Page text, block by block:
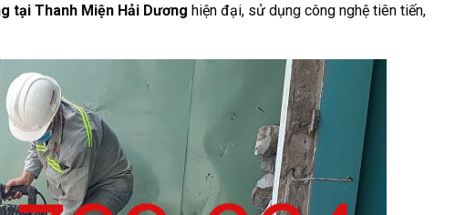
tại Thanh Miện Hải Dương hiện đại, sử dụng công nghệ tiên tiến,